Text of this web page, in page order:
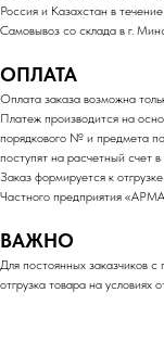
Россия и Казахстан в
Самовывоз со склада в г.
ОПЛАТА
Оплата заказа возможна
Платеж производится на
порядкового № и предмета
поступят на расчетный счет
Заказ формируется к
Частного предприятия
ВАЖНО
Для постоянных заказчиков
отгрузка товара на условиях